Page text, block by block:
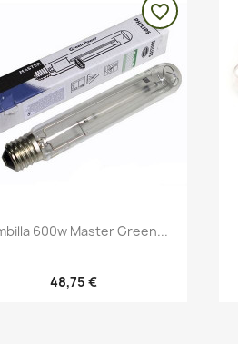
Vista rápida
600w Master Green...
48,75 €
favorite_border